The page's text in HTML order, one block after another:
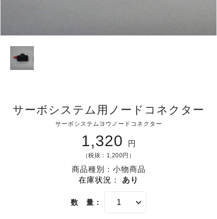
サーボシステム用ノードコネクター
サーボシステムヨウノードコネクター
1,320 円
（税抜：1,200円）
商品種別：小物商品
在庫状況 ： あり
数 量：